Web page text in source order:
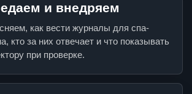
и внедряем
как вести журналы для спа-
кто за них отвечает и что показывать
при проверке.